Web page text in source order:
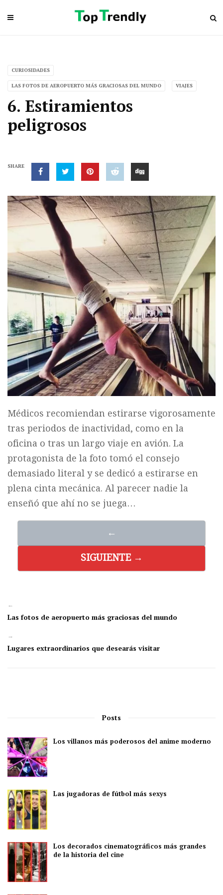
CURIOSIDADES
LAS FOTOS DE AEROPUERTO MÁS GRACIOSAS DEL MUNDO VIAJES
6. Estiramientos
peligrosos
SHARE
Médicos recomiendan estirarse vigorosamente
tras periodos de inactividad, como en la
oficina o tras un largo viaje en avión. La
protagonista de la foto tomó el consejo
demasiado literal y se dedicó a estirarse en
plena cinta mecánica. Al parecer nadie la
enseñó que ahí no se juega…
←
SIGUIENTE →
←
Las fotos de aeropuerto más graciosas del mundo
→
Lugares extraordinarios que desearás visitar
Posts
Los villanos más poderosos del anime moderno
Las jugadoras de fútbol más sexys
Los decorados cinematográficos más grandes
de la historia del cine